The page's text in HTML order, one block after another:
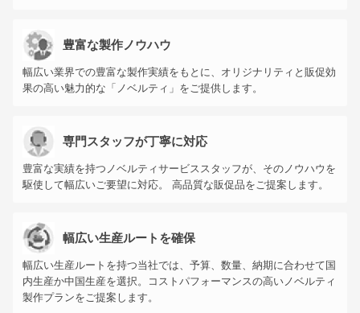
豊富な製作ノウハウ
幅広い業界での豊富な製作実績をもとに、オリジナリティと販促効
果の高い魅力的な「ノベルティ」をご提供します。
専門スタッフが丁寧に対応
豊富な実績を持つノベルティサービススタッフが、そのノウハウを
駆使して幅広いご要望に対応。 高品質な販促品をご提案します。
幅広い生産ルートを確保
幅広い生産ルートを持つ当社では、予算、数量、納期に合わせて国
内生産か中国生産を選択。コストパフォーマンスの高いノベルティ
製作プランをご提案します。